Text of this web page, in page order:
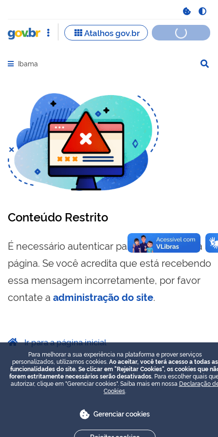
Abrir menu principal de navegação
Ibama
Conteúdo Restrito
É necessário autenticar para visualizar essa
página. Se você acredita que está recebendo
essa mensagem incorretamente, por favor
contate a administração do site.
Ir para a página inicial
Para melhorar a sua experiência na plataforma e prover serviços
personalizados, utilizamos cookies. Ao aceitar, você terá acesso a todas as
funcionalidades do site. Se clicar em "Rejeitar Cookies", os cookies que
forem estritamente necessários serão desativados. Para escolher quais
autorizar, clique em "Gerenciar cookies". Saiba mais em nossa Declaração
Cookies
Gerenciar cookies